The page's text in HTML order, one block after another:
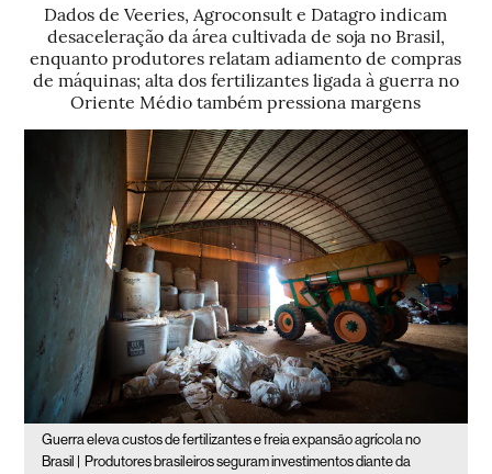
Dados de Veeries, Agroconsult e Datagro indicam
desaceleração da área cultivada de soja no Brasil,
enquanto produtores relatam adiamento de compras
de máquinas; alta dos fertilizantes ligada à guerra no
Oriente Médio também pressiona margens
Guerra eleva custos de fertilizantes e freia expansão agrícola no
Brasil |
Produtores brasileiros seguram investimentos diante da